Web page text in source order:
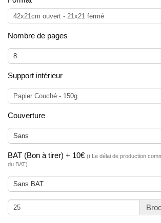
42x21cm ouvert - 21x21 fermé
Nombre de pages
8
Support intérieur
Papier Couché - 150g
Couverture
Sans
BAT (Bon à tirer) + 10€ (ℹ️ Le délai de production
du BAT)
Sans BAT